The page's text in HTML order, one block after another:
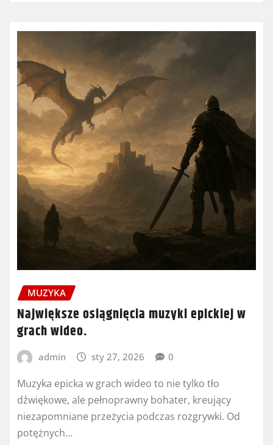
MUZYKA
Największe osiągnięcia muzyki epickiej w
grach wideo.
admin sty 27, 2026 0
Muzyka epicka w grach wideo to nie tylko tło
dźwiękowe, ale pełnoprawny bohater, kreujący
niezapomniane przeżycia podczas rozgrywki. Od
potężnych…